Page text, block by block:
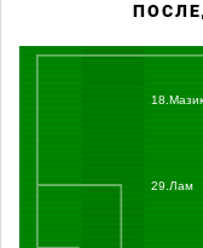
29.Лам